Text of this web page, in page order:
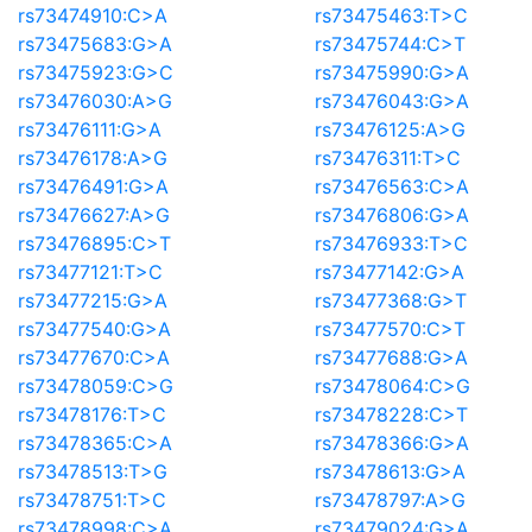
rs73474910:C>A
rs73475463:T>C
rs73475683:G>A
rs73475744:C>T
rs73475923:G>C
rs73475990:G>A
rs73476030:A>G
rs73476043:G>A
rs73476111:G>A
rs73476125:A>G
rs73476178:A>G
rs73476311:T>C
rs73476491:G>A
rs73476563:C>A
rs73476627:A>G
rs73476806:G>A
rs73476895:C>T
rs73476933:T>C
rs73477121:T>C
rs73477142:G>A
rs73477215:G>A
rs73477368:G>T
rs73477540:G>A
rs73477570:C>T
rs73477670:C>A
rs73477688:G>A
rs73478059:C>G
rs73478064:C>G
rs73478176:T>C
rs73478228:C>T
rs73478365:C>A
rs73478366:G>A
rs73478513:T>G
rs73478613:G>A
rs73478751:T>C
rs73478797:A>G